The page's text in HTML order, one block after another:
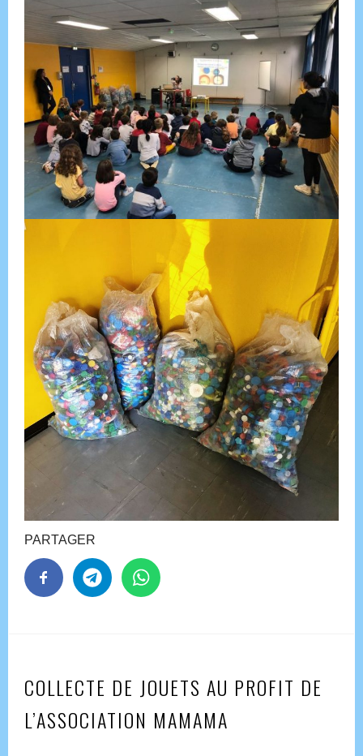
PARTAGER
COLLECTE DE JOUETS AU PROFIT DE
L’ASSOCIATION MAMAMA